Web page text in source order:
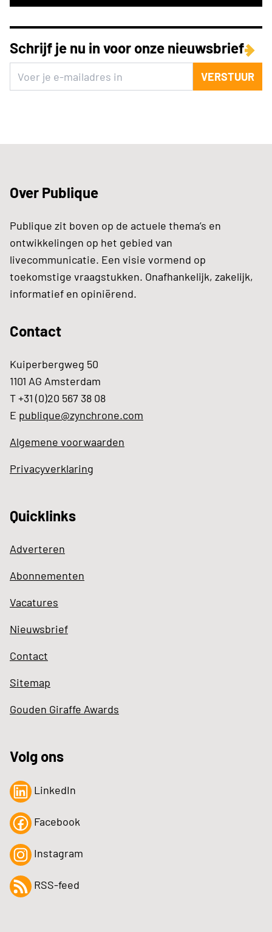
Schrijf je nu in voor onze nieuwsbrief
VERSTUUR
Over Publique
Publique zit boven op de actuele thema’s en
ontwikkelingen op het gebied van
livecommunicatie. Een visie vormend op
toekomstige vraagstukken. Onafhankelijk, zakelijk,
informatief en opiniërend.
Contact
Kuiperbergweg 50
1101 AG Amsterdam
T +31 (0)20 567 38 08
E publique@zynchrone.com
Algemene voorwaarden
Privacyverklaring
Quicklinks
Adverteren
Abonnementen
Vacatures
Nieuwsbrief
Contact
Sitemap
Gouden Giraffe Awards
Volg ons
LinkedIn
Facebook
Instagram
RSS-feed